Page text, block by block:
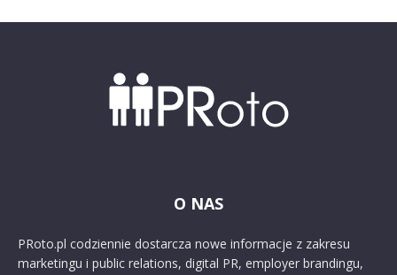
O NAS
PRoto.pl codziennie dostarcza nowe informacje z zakresu
marketingu i public relations, digital PR, employer brandingu,